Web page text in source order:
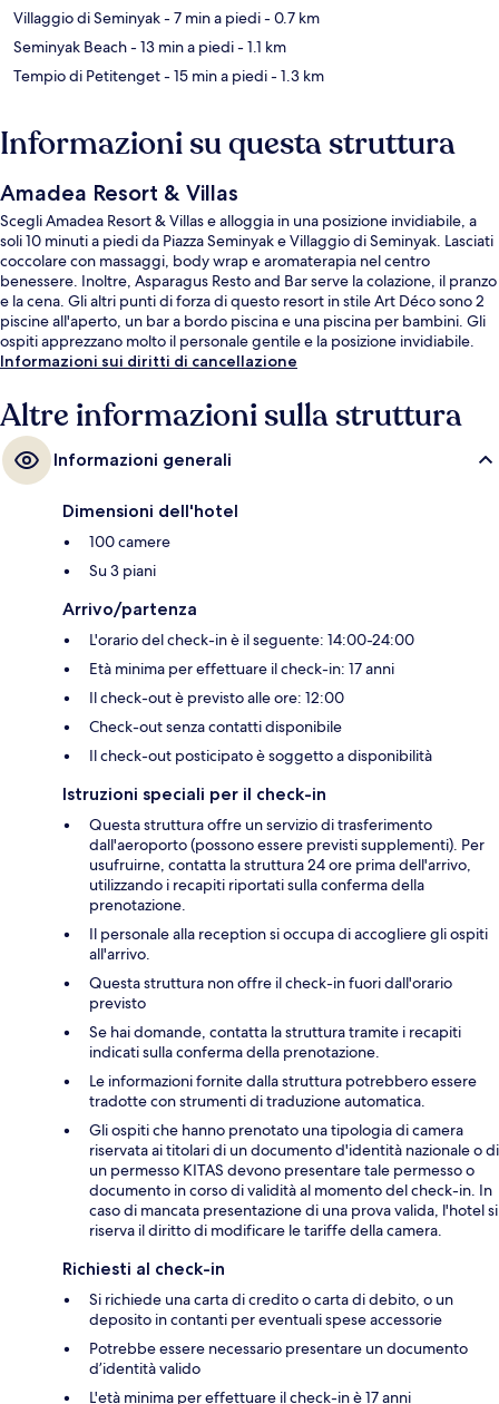
Villaggio di Seminyak- 7 min a piedi- 0.7 km
Seminyak Beach- 13 min a piedi- 1.1 km
Tempio di Petitenget- 15 min a piedi- 1.3 km
Informazioni su questa struttura
Amadea Resort & Villas
Scegli Amadea Resort & Villas e alloggia in una posizione invidiabile, a
soli 10 minuti a piedi da Piazza Seminyak e Villaggio di Seminyak. Lasciati
coccolare con massaggi, body wrap e aromaterapia nel centro
benessere. Inoltre, Asparagus Resto and Bar serve la colazione, il pranzo
e la cena. Gli altri punti di forza di questo resort in stile Art Déco sono 2
piscine all'aperto, un bar a bordo piscina e una piscina per bambini. Gli
ospiti apprezzano molto il personale gentile e la posizione invidiabile.
Informazioni sui diritti di cancellazione
Altre informazioni sulla struttura
Informazioni generali
Dimensioni dell'hotel
100 camere
Su 3 piani
Arrivo/partenza
L'orario del check-in è il seguente: 14:00-24:00
Età minima per effettuare il check-in: 17 anni
Il check-out è previsto alle ore: 12:00
Check-out senza contatti disponibile
Il check-out posticipato è soggetto a disponibilità
Istruzioni speciali per il check-in
Questa struttura offre un servizio di trasferimento
dall'aeroporto (possono essere previsti supplementi). Per
usufruirne, contatta la struttura 24 ore prima dell'arrivo,
utilizzando i recapiti riportati sulla conferma della
prenotazione.
Il personale alla reception si occupa di accogliere gli ospiti
all'arrivo.
Questa struttura non offre il check-in fuori dall'orario
previsto
Se hai domande, contatta la struttura tramite i recapiti
indicati sulla conferma della prenotazione.
Le informazioni fornite dalla struttura potrebbero essere
tradotte con strumenti di traduzione automatica.
Gli ospiti che hanno prenotato una tipologia di camera
riservata ai titolari di un documento d'identità nazionale o di
un permesso KITAS devono presentare tale permesso o
documento in corso di validità al momento del check-in. In
caso di mancata presentazione di una prova valida, l'hotel si
riserva il diritto di modificare le tariffe della camera.
Richiesti al check-in
Si richiede una carta di credito o carta di debito, o un
deposito in contanti per eventuali spese accessorie
Potrebbe essere necessario presentare un documento
d’identità valido
L'età minima per effettuare il check-in è 17 anni